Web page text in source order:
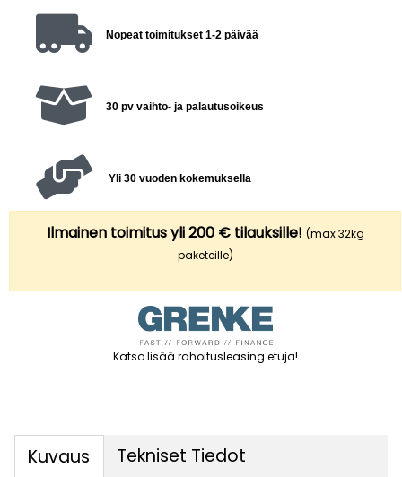
Nopeat toimitukset 1-2 päivää
30 pv vaihto- ja palautusoikeus
Yli 30 vuoden kokemuksella
Ilmainen toimitus yli 200 € tilauksille! (max 32kg
paketeille)
Katso lisää rahoitusleasing etuja!
Kuvaus Tekniset Tiedot